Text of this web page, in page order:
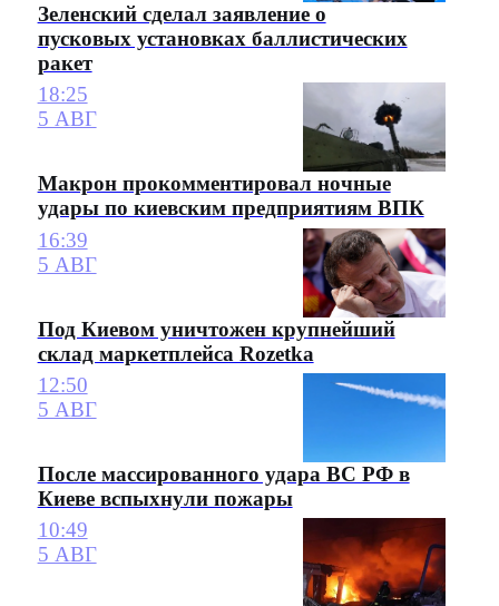
Зеленский сделал заявление о
пусковых установках баллистических
ракет
18:25
5 АВГ
Макрон прокомментировал ночные
удары по киевским предприятиям ВПК
16:39
5 АВГ
Под Киевом уничтожен крупнейший
склад маркетплейса Rozetka
12:50
5 АВГ
После массированного удара ВС РФ в
Киеве вспыхнули пожары
10:49
5 АВГ